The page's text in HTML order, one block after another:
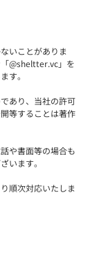
いことがありま
@sheltter.vc」を
す。
あり、当社の許可
等することは著作
や書面等の場合も
います。
順次対応いたしま